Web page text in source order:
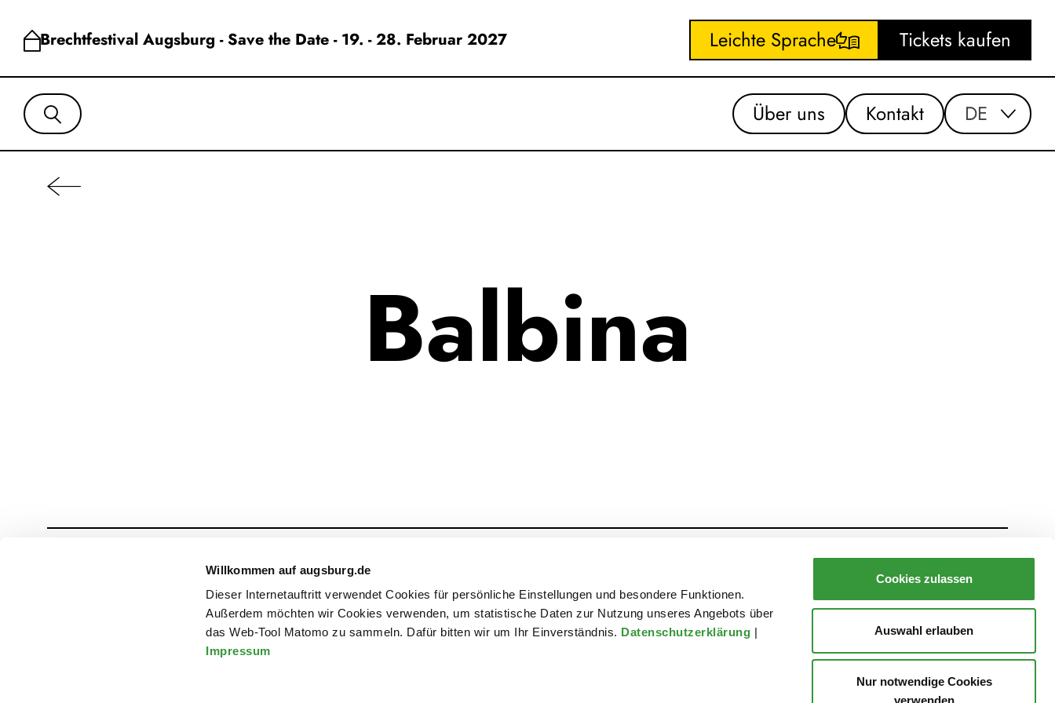
Willkommen auf augsburg.de
Dieser Internetauftritt verwendet Cookies für persönliche Einstellungen und besondere Funktionen.
Außerdem möchten wir Cookies verwenden, um statistische Daten zur Nutzung unseres Angebots über
das Web-Tool Matomo zu sammeln. Dafür bitten wir um Ihr Einverständnis. Datenschutzerklärung |
Impressum
Cookies zulassen
Auswahl erlauben
Nur notwendige Cookies
verwenden
Brechtfestival Augsburg - Save the Date - 19. - 28. Februar 2027 Leichte Sprache Tickets kaufen
Über uns Kontakt DE
Balbina
Datenschutz Impressum